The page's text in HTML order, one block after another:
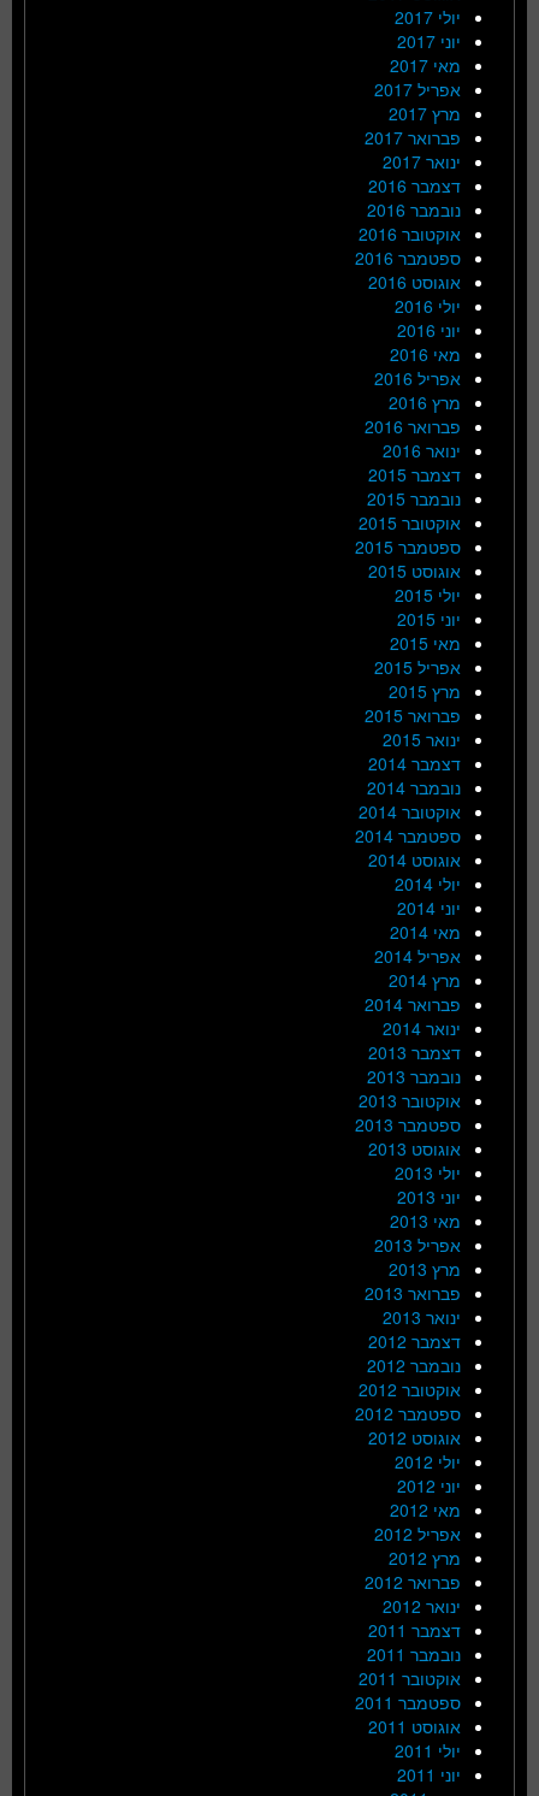
יולי 2017
יוני 2017
מאי 2017
אפריל 2017
מרץ 2017
פברואר 2017
ינואר 2017
דצמבר 2016
נובמבר 2016
אוקטובר 2016
ספטמבר 2016
אוגוסט 2016
יולי 2016
יוני 2016
מאי 2016
אפריל 2016
מרץ 2016
פברואר 2016
ינואר 2016
דצמבר 2015
נובמבר 2015
אוקטובר 2015
ספטמבר 2015
אוגוסט 2015
יולי 2015
יוני 2015
מאי 2015
אפריל 2015
מרץ 2015
פברואר 2015
ינואר 2015
דצמבר 2014
נובמבר 2014
אוקטובר 2014
ספטמבר 2014
אוגוסט 2014
יולי 2014
יוני 2014
מאי 2014
אפריל 2014
מרץ 2014
פברואר 2014
ינואר 2014
דצמבר 2013
נובמבר 2013
אוקטובר 2013
ספטמבר 2013
אוגוסט 2013
יולי 2013
יוני 2013
מאי 2013
אפריל 2013
מרץ 2013
פברואר 2013
ינואר 2013
דצמבר 2012
נובמבר 2012
אוקטובר 2012
ספטמבר 2012
אוגוסט 2012
יולי 2012
יוני 2012
מאי 2012
אפריל 2012
מרץ 2012
פברואר 2012
ינואר 2012
דצמבר 2011
נובמבר 2011
אוקטובר 2011
ספטמבר 2011
אוגוסט 2011
יולי 2011
יוני 2011